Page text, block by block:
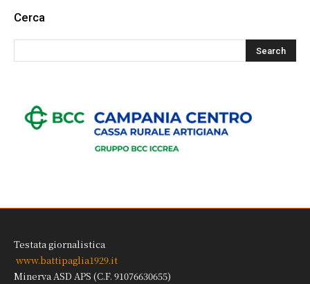
Cerca
Testata giornalistica
www.battipaglia1929.it
Minerva ASD APS (C.F. 91076630655)